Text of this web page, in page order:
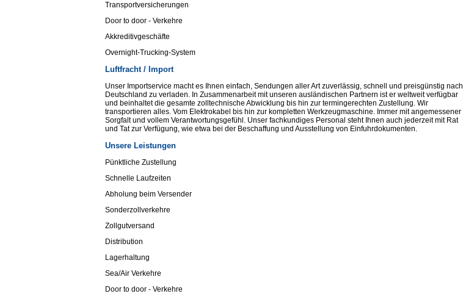
Transportversicherungen
Door to door - Verkehre
Akkreditivgeschäfte
Overnight-Trucking-System
Luftfracht / Import
Unser Importservice macht es Ihnen einfach, Sendungen aller Art zuverlässig, schnell und preisgünstig nach
Deutschland zu verladen. In Zusammenarbeit mit unseren ausländischen Partnern ist er weltweit verfügbar
und beinhaltet die gesamte zolltechnische Abwicklung bis hin zur termingerechten Zustellung. Wir
transportieren alles. Vom Elektrokabel bis hin zur kompletten Werkzeugmaschine. Immer mit angemessener
Sorgfalt und vollem Verantwortungsgefühl. Unser fachkundiges Personal steht Ihnen auch jederzeit mit Rat
und Tat zur Verfügung, wie etwa bei der Beschaffung und Ausstellung von Einfuhrdokumenten.
Unsere Leistungen
Pünktliche Zustellung
Schnelle Laufzeiten
Abholung beim Versender
Sonderzollverkehre
Zollgutversand
Distribution
Lagerhaltung
Sea/Air Verkehre
Door to door - Verkehre